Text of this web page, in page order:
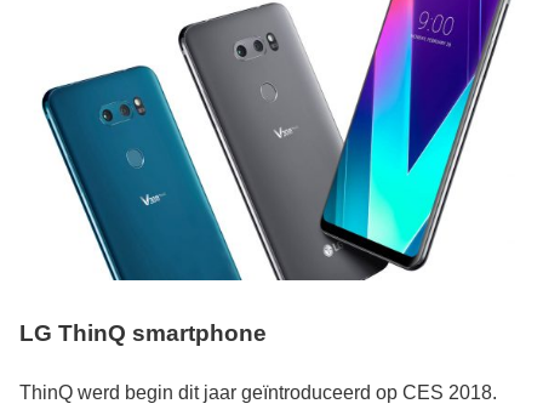
LG ThinQ smartphone
ThinQ werd begin dit jaar geïntroduceerd op CES 2018.